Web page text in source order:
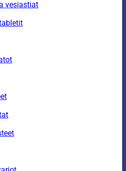
vesiastiat